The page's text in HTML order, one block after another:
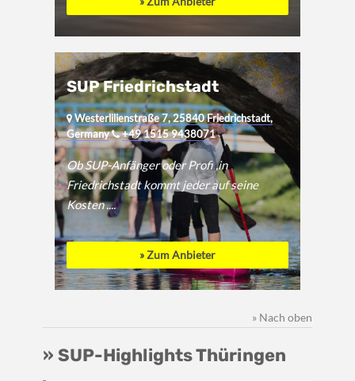
SUP Friedrichstadt
Westerlilienstraße 7, 25840 Friedrichstadt,
Germany
+49 1515 9438071
Ob SUP-Anfänger oder Profi ,in
Friedrichstadt kommt jeder auf seine
Kosten ....
» Zum Anbieter
» Nach oben
» SUP-Highlights Thüringen